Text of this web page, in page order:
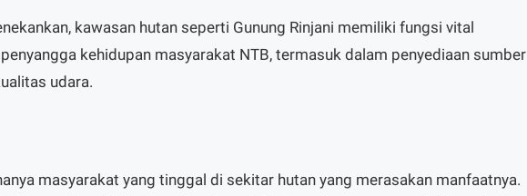
kawasan hutan seperti Gunung Rinjani memiliki fungsi vital
kehidupan masyarakat NTB, termasuk dalam penyediaan sumber
udara.
masyarakat yang tinggal di sekitar hutan yang merasakan manfaatnya.